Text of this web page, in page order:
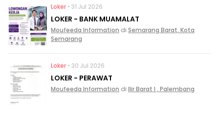
Loker • 31 Jul 2026
LOKER - BANK MUAMALAT
Moufeeda Information di Semarang Barat, Kota
Semarang
Loker • 30 Jul 2026
LOKER - PERAWAT
Moufeeda Information di Ilir Barat I , Palembang